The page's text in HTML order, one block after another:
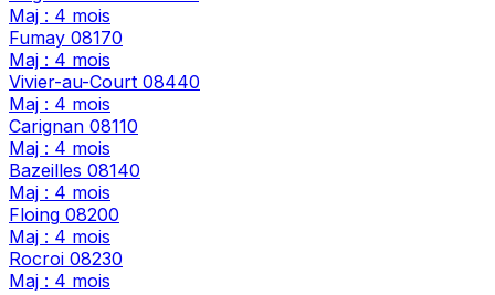
Maj : 4 mois
Fumay 08170
Maj : 4 mois
Vivier-au-Court 08440
Maj : 4 mois
Carignan 08110
Maj : 4 mois
Bazeilles 08140
Maj : 4 mois
Floing 08200
Maj : 4 mois
Rocroi 08230
Maj : 4 mois